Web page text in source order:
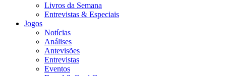
Livros da Semana
Entrevistas & Especiais
Jogos
Notícias
Análises
Antevisões
Entrevistas
Eventos